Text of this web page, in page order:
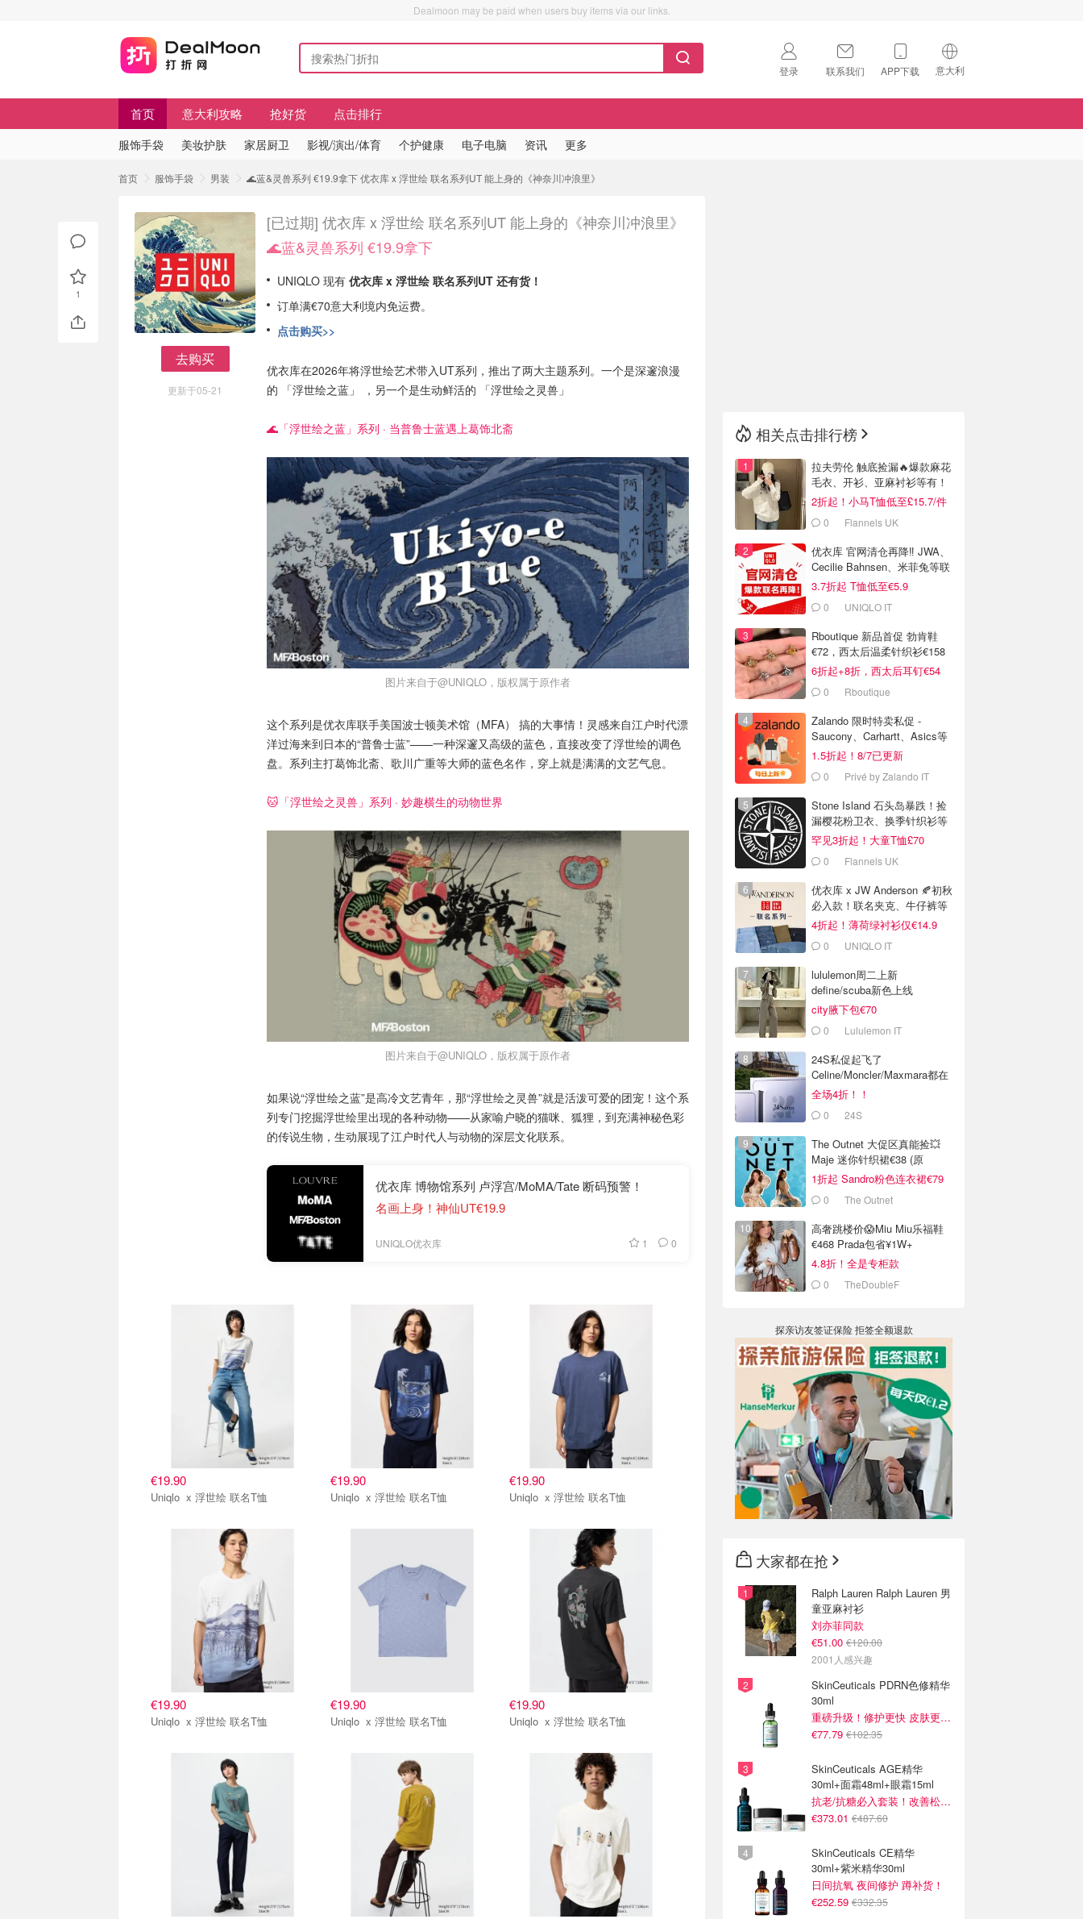
Dealmoon may be paid when users buy items via our links.
登录 联系我们 APP下载 意大利
🇺🇸
首页 意大利攻略 抢好货 点击排行
服饰手袋 美妆护肤 家居厨卫 影视/演出/体育 个护健康 电子电脑 资讯 更多
首页 服饰手袋 男装 🌊蓝&灵兽系列 €19.9拿下 优衣库 x 浮世绘 联名系列UT 能上身的《神奈川冲浪里》
去购买
更新于05-21
[已过期] 优衣库 x 浮世绘 联名系列UT 能上身的《神奈川冲浪里》
🌊蓝&灵兽系列 €19.9拿下
UNIQLO 现有 优衣库 x 浮世绘 联名系列UT 还有货！
订单满€70意大利境内免运费。
点击购买>>
优衣库在2026年将浮世绘艺术带入UT系列，推出了两大主题系列。一个是深邃浪漫
的 「浮世绘之蓝」 ，另一个是生动鲜活的 「浮世绘之灵兽」
🌊「浮世绘之蓝」系列 · 当普鲁士蓝遇上葛饰北斋
图片来自于@UNIQLO，版权属于原作者
这个系列是优衣库联手美国波士顿美术馆（MFA） 搞的大事情！灵感来自江户时代漂
洋过海来到日本的“普鲁士蓝”——一种深邃又高级的蓝色，直接改变了浮世绘的调色
盘。系列主打葛饰北斋、歌川广重等大师的蓝色名作，穿上就是满满的文艺气息。
🐱「浮世绘之灵兽」系列 · 妙趣横生的动物世界
图片来自于@UNIQLO，版权属于原作者
如果说“浮世绘之蓝”是高冷文艺青年，那“浮世绘之灵兽”就是活泼可爱的团宠！这个系
列专门挖掘浮世绘里出现的各种动物——从家喻户晓的猫咪、狐狸，到充满神秘色彩
的传说生物，生动展现了江户时代人与动物的深层文化联系。
优衣库 博物馆系列 卢浮宫/MoMA/Tate 断码预警！
名画上身！神仙UT€19.9
UNIQLO优衣库 1 0
€19.90
Uniqlo x 浮世绘 联名T恤
€19.90
Uniqlo x 浮世绘 联名T恤
€19.90
Uniqlo x 浮世绘 联名T恤
€19.90
Uniqlo x 浮世绘 联名T恤
€19.90
Uniqlo x 浮世绘 联名T恤
€19.90
Uniqlo x 浮世绘 联名T恤
1
相关点击排行榜
拉夫劳伦 触底捡漏🔥爆款麻花
毛衣、开衫、亚麻衬衫等有！
2折起！小马T恤低至£15.7/件
0 Flannels UK
优衣库 官网清仓再降‼️ JWA、
Cecilie Bahnsen、米菲兔等联
名
3.7折起 T恤低至€5.9
0 UNIQLO IT
Rboutique 新品首促 勃肯鞋
€72，西太后温柔针织衫€158
6折起+8折，西太后耳钉€54
0 Rboutique
Zalando 限时特卖私促 -
Saucony、Carhartt、Asics等
1.5折起！8/7已更新
0 Privé by Zalando IT
Stone Island 石头岛暴跌！捡
漏樱花粉卫衣、换季针织衫等
罕见3折起！大童T恤£70
0 Flannels UK
优衣库 x JW Anderson 🍂初秋
必入款！联名夹克、牛仔裤等
4折起！薄荷绿衬衫仅€14.9
0 UNIQLO IT
lululemon周二上新
define/scuba新色上线
city腋下包€70
0 Lululemon IT
24S私促起飞了
Celine/Moncler/Maxmara都在
全场4折！！
0 24S
The Outnet 大促区真能捡💥
Maje 迷你针织裙€38 (原
€175）
1折起 Sandro粉色连衣裙€79
0 The Outnet
高奢跳楼价😱Miu Miu乐福鞋
€468 Prada包省¥1W+
4.8折！全是专柜款
0 TheDoubleF
探亲访友签证保险 拒签全额退款
大家都在抢
Ralph Lauren Ralph Lauren 男
童亚麻衬衫
刘亦菲同款
€51.00 €120.00
2001人感兴趣
SkinCeuticals PDRN色修精华
30ml
重磅升级！修护更快 皮肤更健康！
€77.79 €102.35
SkinCeuticals AGE精华
30ml+面霜48ml+眼霜15ml
抗老/抗糖必入套装！改善松弛 饱满紧致
€373.01 €487.60
SkinCeuticals CE精华
30ml+紫米精华30ml
日间抗氧 夜间修护 蹲补货！
€252.59 €332.35